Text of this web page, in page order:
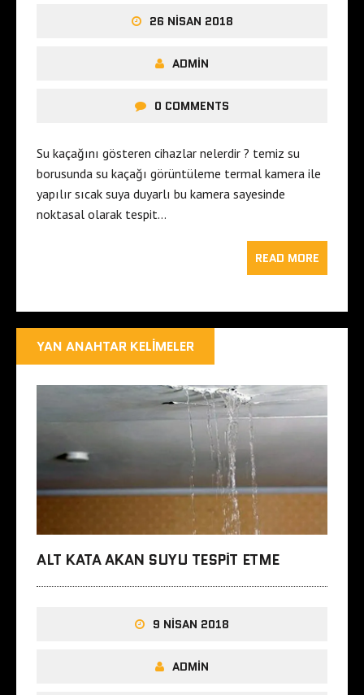
26 NISAN 2018
ADMIN
0 COMMENTS
Su kaçağını gösteren cihazlar nelerdir ? temiz su
borusunda su kaçağı görüntüleme termal kamera ile
yapılır sıcak suya duyarlı bu kamera sayesinde
noktasal olarak tespit…
READ MORE
YAN ANAHTAR KELIMELER
ALT KATA AKAN SUYU TESPIT ETME
9 NISAN 2018
ADMIN